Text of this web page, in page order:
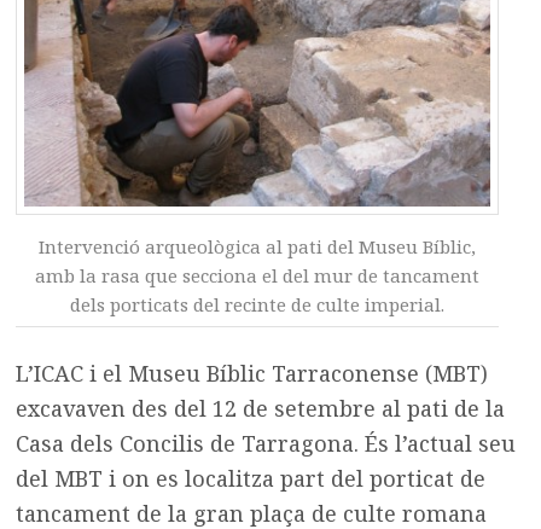
Intervenció arqueològica al pati del Museu Bíblic,
amb la rasa que secciona el del mur de tancament
dels porticats del recinte de culte imperial.
L’ICAC i el Museu Bíblic Tarraconense (MBT)
excavaven des del 12 de setembre al pati de la
Casa dels Concilis de Tarragona. És l’actual seu
del MBT i on es localitza part del porticat de
tancament de la gran plaça de culte romana